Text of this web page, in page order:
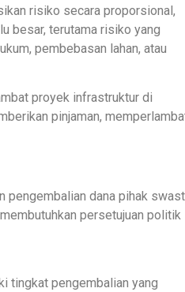
risiko secara proporsional,
besar, terutama risiko yang
pembebasan lahan, atau
proyek infrastruktur di
pinjaman,
pengembalian dana pihak
persetujuan politik
tingkat pengembalian yang